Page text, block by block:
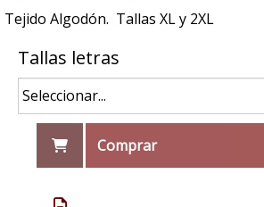
Tejido Algodón. Tallas XL y 2XL
Tallas letras
Comprar